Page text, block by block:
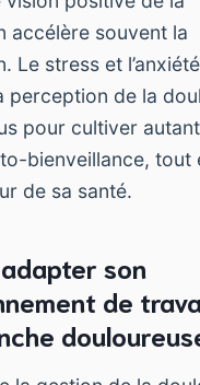
accélère souvent la
Le stress et l’anxiété
perception de la
pour cultiver
bienveillance, tout
de sa santé.
son
de